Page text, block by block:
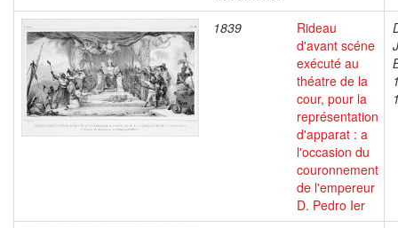
1839
Rideau
d'avant scéne
exécuté au
théatre de la
cour, pour la
représentation
d'apparat : a
l'occasion du
couronnement
de l'empereur
D. Pedro Ier